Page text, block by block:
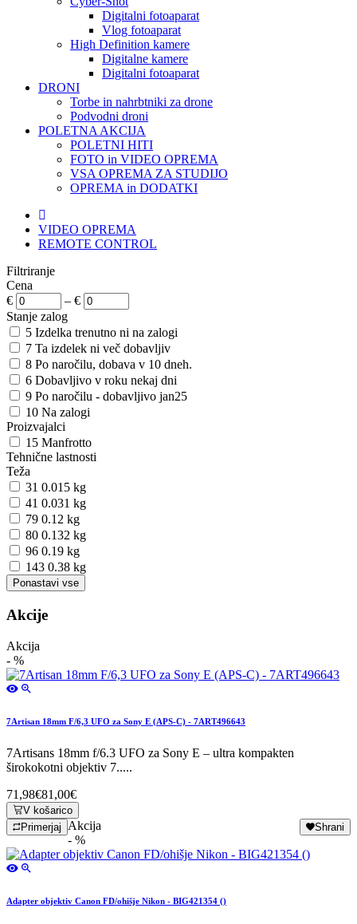
Digitalni fotoaparat
Vlog fotoaparat
High Definition kamere
Digitalne kamere
Digitalni fotoaparat
DRONI
Torbe in nahrbtniki za drone
Podvodni droni
POLETNA AKCIJA
POLETNI HITI
FOTO in VIDEO OPREMA
VSA OPREMA ZA STUDIJO
OPREMA in DODATKI
VIDEO OPREMA
REMOTE CONTROL
Filtriranje
Cena
€
– €
Stanje zalog
5 Izdelka trenutno ni na zalogi
7 Ta izdelek ni več dobavljiv
8 Po naročilu, dobava v 10 dneh.
6 Dobavljivo v roku nekaj dni
9 Po naročilu - dobavljivo jan25
10 Na zalogi
Proizvajalci
15 Manfrotto
Tehnične lastnosti
Teža
31 0.015 kg
41 0.031 kg
79 0.12 kg
80 0.132 kg
96 0.19 kg
143 0.38 kg
Akcije
Akcija
- %
7Artisan 18mm F/6,3 UFO za Sony E (APS-C) - 7ART496643
7Artisans 18mm f/6.3 UFO za Sony E – ultra kompakten
širokokotni objektiv 7.....
71,98€81,00€
V košarico
Primerjaj
Shrani
Akcija
- %
Adapter objektiv Canon FD/ohišje Nikon - BIG421354 ()